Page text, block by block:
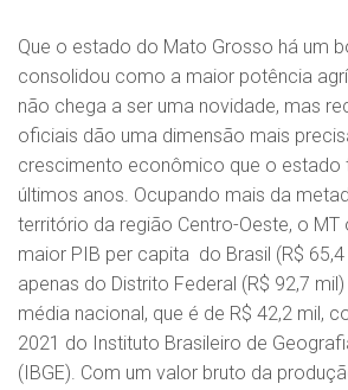
Que o estado do Mato Grosso há um
consolidou como a maior potência
não chega a ser uma novidade, mas
oficiais dão uma dimensão mais
crescimento econômico que o estado
últimos anos. Ocupando mais da
território da região Centro-Oeste, o
maior PIB per capita do Brasil (R$
apenas do Distrito Federal (R$ 92,7
média nacional, que é de R$ 42,2 mil,
2021 do Instituto Brasileiro de
(IBGE). Com um valor bruto da